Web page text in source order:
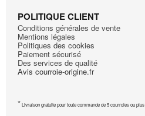
POLITIQUE CLIENT
Conditions générales de vente
Mentions légales
Politiques des cookies
Paiement sécurisé
Des services de qualité
Avis courroie-origine.fr
*Livraison gratuite pour toute commande de 5 courroies ou plus